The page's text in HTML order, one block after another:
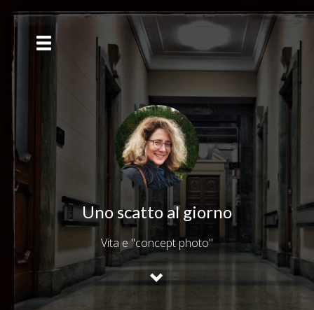
Uno scatto al giorno
Vita e "concept photo"